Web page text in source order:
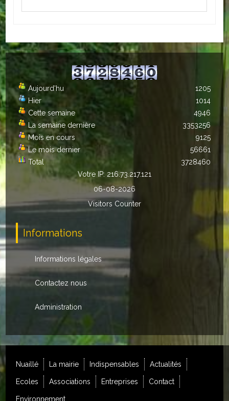
Nos entreprises
Industries
Transports
Commerces
Hotels/Restaurants
Garages
Batiments/TP
Services
ENVIRONNEMENT
Aujourd'hu
Hier
Cette semaine
La semaine dernière
Mois en cours
Le mois dernier
Total
1205
1014
4946
3353256
9125
56661
3728460
Votre IP: 216.73.217.121
06-08-2026
Visitors Counter
Informations
Informations légales
Contactez nous
Administration
Nuaillé La mairie Indispensables Actualités
Ecoles Associations Entreprises Contact
Environnement